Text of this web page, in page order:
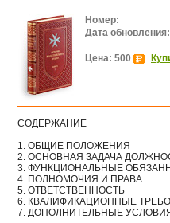
Номер:
Дата обновления:
Цена: 500
СОДЕРЖАНИЕ
1. ОБЩИЕ ПОЛОЖЕНИЯ
2. ОСНОВНАЯ ЗАДАЧА
3. ФУНКЦИОНАЛЬНЫЕ
4. ПОЛНОМОЧИЯ И ПРАВА
5. ОТВЕТСТВЕННОСТЬ
6. КВАЛИФИКАЦИОННЫЕ
7. ДОПОЛНИТЕЛЬНЫЕ